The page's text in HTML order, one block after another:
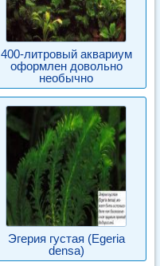
400-литровый аквариум
оформлен довольно
необычно
Эгерия густая (Egeria
densa)